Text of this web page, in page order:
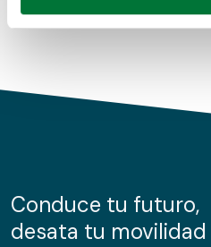
Obtenga más información
de cookies.
información sobre el uso que
nuestros partners de redes
Conduce tu futuro,
desata tu movilidad